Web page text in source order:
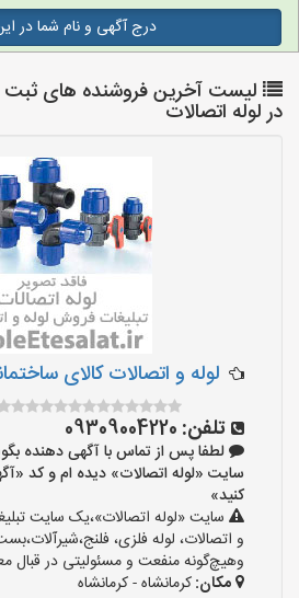
درج آگهی و نام شما در
لیست آخرین فروشنده های ثبت
در لوله اتصالات
لوله و اتصالات کالای
تلفن: 09309004220
لطفا پس از تماس با آگهی دهنده
کنید»
سایت «لوله اتصالات»،یک سایت
و اتصالات، لوله فلزی،
وهیچ‌گونه منفعت و مسئولیتی در قبال
مکان:کرمانشاه - کرمانشاه